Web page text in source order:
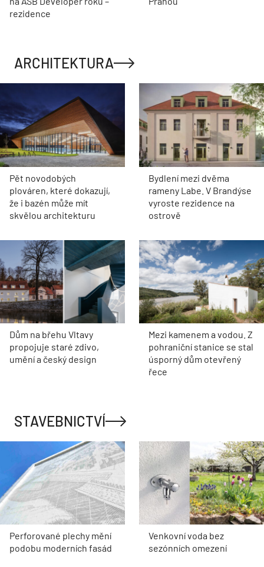
rezidence
ARCHITEKTURA
Pět novodobých
plováren, které dokazují,
že i bazén může mít
skvělou architekturu
Bydlení mezi dvěma
rameny Labe. V Brandýse
vyroste rezidence na
ostrově
Dům na břehu Vltavy
propojuje staré zdivo,
umění a český design
Mezi kamenem a vodou. Z
pohraniční stanice se stal
úsporný dům otevřený
řece
STAVEBNICTVÍ
Perforované plechy mění
podobu moderních fasád
Venkovní voda bez
sezónních omezení